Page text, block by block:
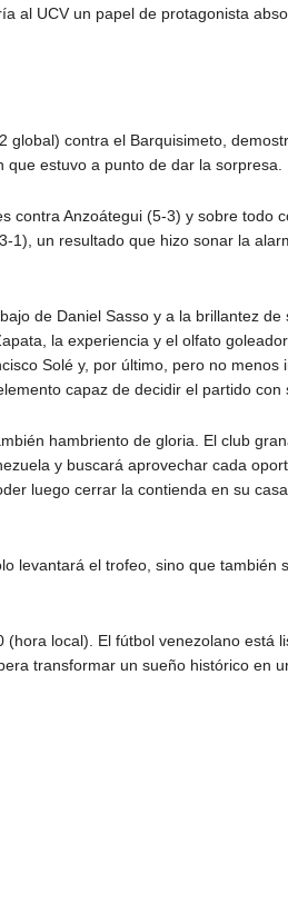
al UCV un papel de protagonista
global) contra el Barquisimeto,
estuvo a punto de dar la sorpresa.
contra Anzoátegui (5-3) y sobre todo
1), un resultado que hizo sonar la
de Daniel Sasso y a la brillantez de
la experiencia y el olfato
Solé y, por último, pero no menos
capaz de decidir el partido con
hambriento de gloria. El club
y buscará aprovechar cada
luego cerrar la contienda en su
levantará el trofeo, sino que también
local). El fútbol venezolano está
transformar un sueño histórico en